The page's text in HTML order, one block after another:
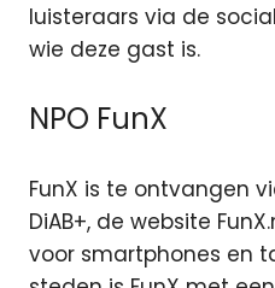
luisteraars via de
wie deze gast is.
NPO FunX
FunX is te ontvangen
DiAB+, de website
voor smartphones en